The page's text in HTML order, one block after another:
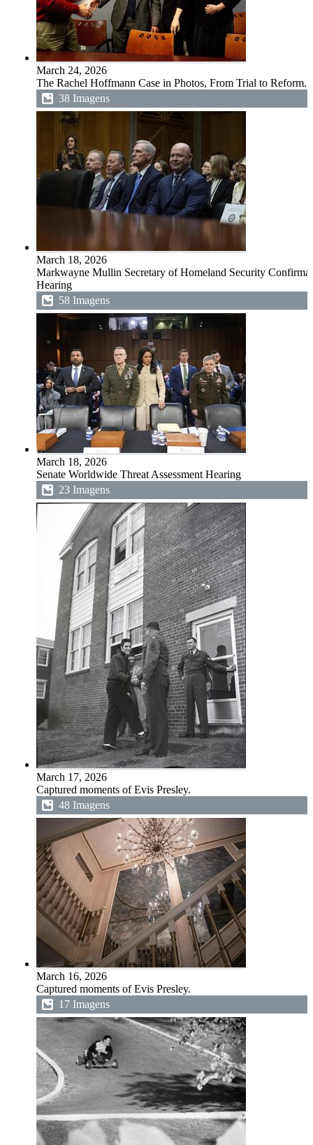
March 24, 2026
The Rachel Hoffmann Case in Photos, From Trial to Reform.
38 Imagens
March 18, 2026
Markwayne Mullin Secretary of Homeland Security
Hearing
58 Imagens
March 18, 2026
Senate Worldwide Threat Assessment Hearing
23 Imagens
March 17, 2026
Captured moments of Evis Presley.
48 Imagens
March 16, 2026
Captured moments of Evis Presley.
17 Imagens